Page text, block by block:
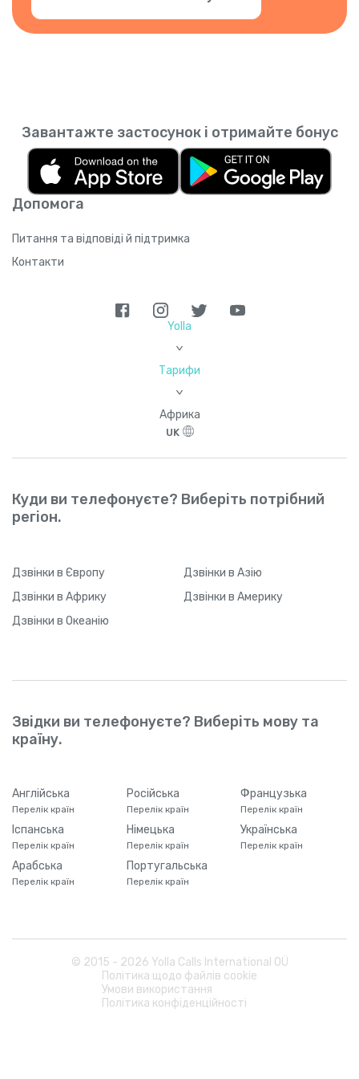
Допомога
Питання та відповіді й підтримка
Контакти
Завантажте застосунок і отримайте бонус
Yolla
>
Тарифи
>
Африка
UK
Куди ви телефонуєте? Виберіть потрібний
регіон.
Дзвінки в Європу Дзвінки в Азію
Дзвінки в Африку Дзвінки в Америку
Дзвінки в Океанію
Звідки ви телефонуєте? Виберіть мову та
країну.
Англійська
Перелік країн
Російська
Перелік країн
Французька
Перелік країн
Іспанська
Перелік країн
Німецька
Перелік країн
Українська
Перелік країн
Арабська
Перелік країн
Португальська
Перелік країн
© 2015 - 2026 Yolla Calls International OÜ
Політика щодо файлів cookie
Умови використання
Політика конфіденційності